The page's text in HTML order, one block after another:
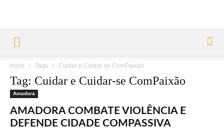
Início Tags Cuidar e Cuidar-se ComPaixão
Tag: Cuidar e Cuidar-se ComPaixão
Amadora
AMADORA COMBATE VIOLÊNCIA E
DEFENDE CIDADE COMPASSIVA